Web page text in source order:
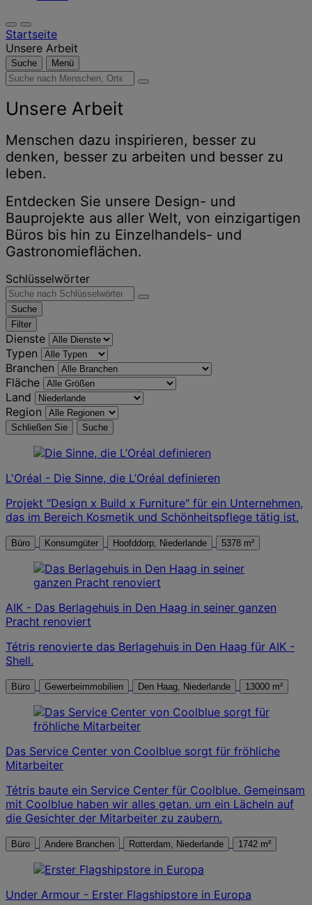
Startseite
Unsere Arbeit
Suche Menü
Suche
Menschen,
Orten,
Nachrichten
und
Erkenntnissen
Unsere Arbeit
Menschen dazu inspirieren, besser zu
denken, besser zu arbeiten und besser zu
leben.
Entdecken Sie unsere Design- und
Bauprojekte aus aller Welt, von einzigartigen
Büros bis hin zu Einzelhandels- und
Gastronomieflächen.
Schlüsselwörter
Suche
Filter
Dienste
Typen
Branchen
Fläche
Land
Region
Schließen Sie Suche
L'Oréal - Die Sinne, die L’Oréal definieren
Projekt "Design x Build x Furniture" für ein Unternehmen,
das im Bereich Kosmetik und Schönheitspflege tätig ist.
Büro Konsumgüter Hoofddorp, Niederlande 5378 m²
AIK - Das Berlagehuis in Den Haag in seiner ganzen
Pracht renoviert
Tétris renovierte das Berlagehuis in Den Haag für AIK -
Shell.
Büro Gewerbeimmobilien Den Haag, Niederlande 13000 m²
Das Service Center von Coolblue sorgt für fröhliche
Mitarbeiter
Tétris baute ein Service Center für Coolblue. Gemeinsam
mit Coolblue haben wir alles getan, um ein Lächeln auf
die Gesichter der Mitarbeiter zu zaubern.
Büro Andere Branchen Rotterdam, Niederlande 1742 m²
Under Armour - Erster Flagshipstore in Europa